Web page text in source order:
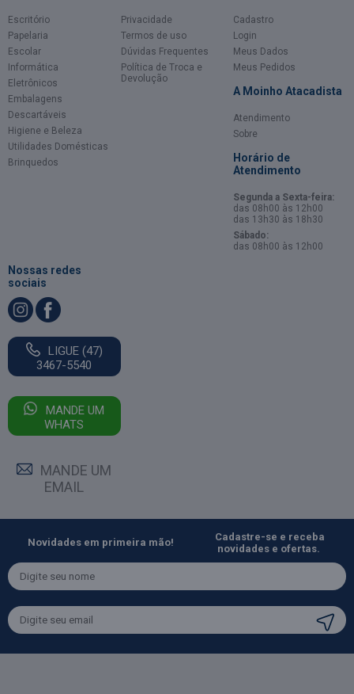
Escritório
Papelaria
Escolar
Informática
Eletrônicos
Embalagens
Descartáveis
Higiene e Beleza
Utilidades Domésticas
Brinquedos
Privacidade
Termos de uso
Dúvidas Frequentes
Política de Troca e
Devolução
Cadastro
Login
Meus Dados
Meus Pedidos
A Moinho Atacadista
Atendimento
Sobre
Horário de
Atendimento
Segunda a Sexta-feira:
das 08h00 às 12h00
das 13h30 às 18h30
Sábado:
das 08h00 às 12h00
Nossas redes
sociais
LIGUE (47)
3467-5540
MANDE UM
WHATS
MANDE UM
EMAIL
Novidades em primeira mão!
Cadastre-se e receba
novidades e ofertas.